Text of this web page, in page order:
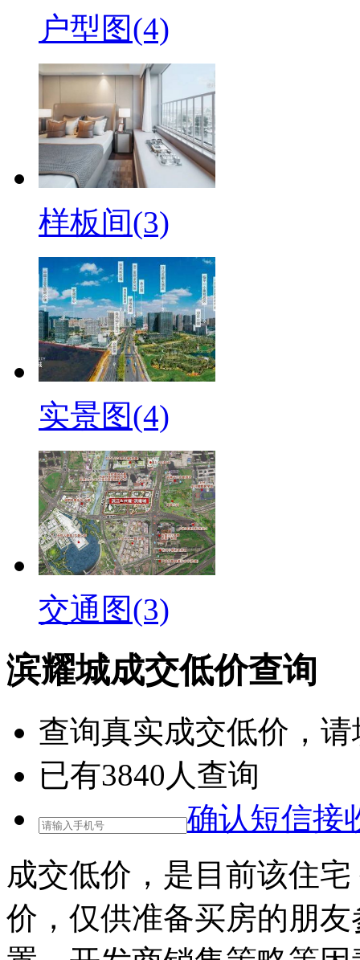
户型图(4)
样板间(3)
实景图(4)
交通图(3)
滨耀城成交低价查询
查询真实成交低价 ，
已有3840 人查询
确认短信接
成交低价，是目前该住
价，仅供准备买房的朋